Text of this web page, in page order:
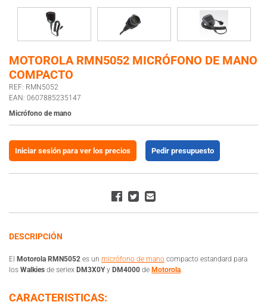
MOTOROLA RMN5052 MICRÓFONO DE MANO
COMPACTO
REF: RMN5052
EAN: 0607885235147
Micrófono de mano
Iniciar sesión para ver los precios Pedir presupuesto
DESCRIPCIÓN
El Motorola RMN5052 es un micrófono de mano compacto estandard para
los Walkies de seriex DM3X0Yy DM4000 de Motorola.
CARACTERISTICAS: